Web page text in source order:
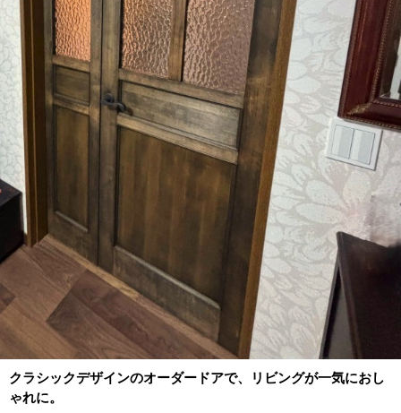
クラシックデザインのオーダードアで、リビングが一気におし
ゃれに。